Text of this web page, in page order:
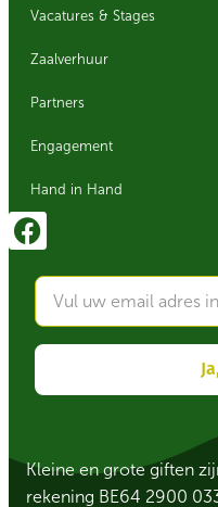
Vacatures & Stages
Zaalverhuur
Partners
Engagement
Hand in Hand
Kleine en grote giften
rekening BE64 2900